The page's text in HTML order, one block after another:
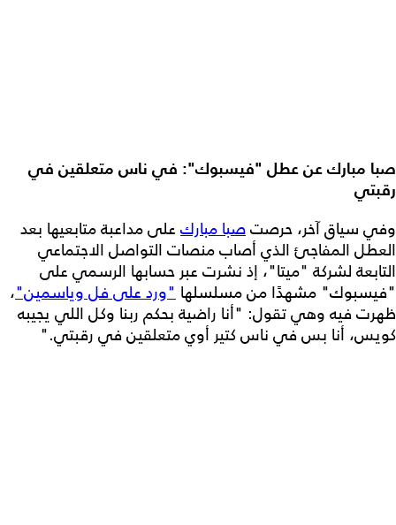
صبا مبارك عن عطل "فيسبوك": في ناس متعلقين في
رقبتي
وفي سياق آخر، حرصتصبا مبارك على مداعبة متابعيها بعد
العطل المفاجئ الذي أصاب منصات التواصل الاجتماعي
التابعة لشركة "ميتا"، إذ نشرت عبر حسابها الرسمي على
"فيسبوك" مشهدًا من مسلسلها "ورد على فل وياسمين"،
ظهرت فيه وهي تقول: "أنا راضية بحكم ربنا وكل اللي يجيبه
كويس، أنا بس في ناس كتير أوي متعلقين في رقبتي."